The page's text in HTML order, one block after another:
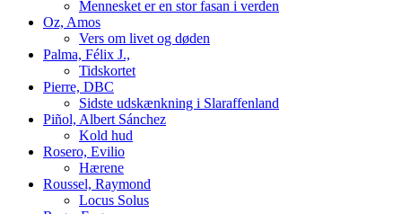
Mennesket er en stor fasan i verden
Oz, Amos
Vers om livet og døden
Palma, Félix J.,
Tidskortet
Pierre, DBC
Sidste udskænkning i Slaraffenland
Piñol, Albert Sánchez
Kold hud
Rosero, Evilio
Hærene
Roussel, Raymond
Locus Solus